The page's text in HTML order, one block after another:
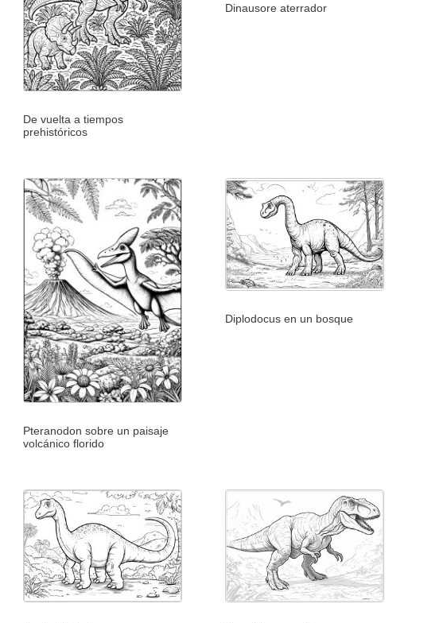
De vuelta a tiempos
prehistóricos
Dinausore aterrador
Pteranodon sobre un paisaje
volcánico florido
Diplodocus en un bosque